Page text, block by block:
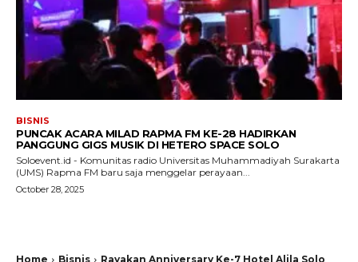
BISNIS
PUNCAK ACARA MILAD RAPMA FM KE-28 HADIRKAN
PANGGUNG GIGS MUSIK DI HETERO SPACE SOLO
Soloevent.id - Komunitas radio Universitas Muhammadiyah Surakarta
(UMS) Rapma FM baru saja menggelar perayaan...
October 28, 2025